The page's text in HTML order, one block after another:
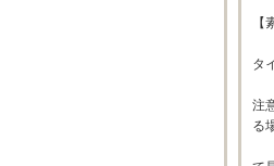
【
タ
注
る